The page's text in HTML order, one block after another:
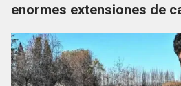
enormes extensiones de